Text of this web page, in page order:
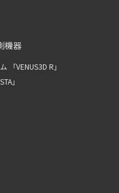
機器
「VENUS3D R」
」